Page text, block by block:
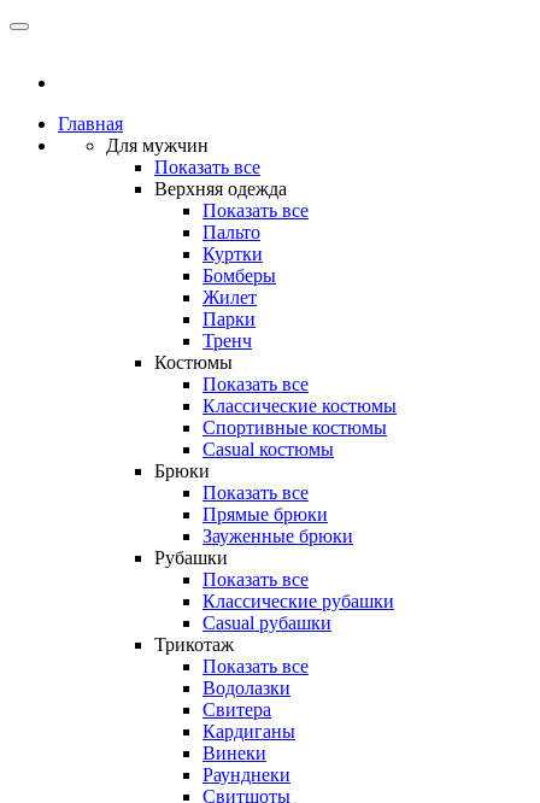
Главная
Для мужчин
Показать все
Верхняя одежда
Показать все
Пальто
Куртки
Бомберы
Жилет
Парки
Тренч
Костюмы
Показать все
Классические костюмы
Спортивные костюмы
Casual костюмы
Брюки
Показать все
Прямые брюки
Зауженные брюки
Рубашки
Показать все
Классические рубашки
Casual рубашки
Трикотаж
Показать все
Водолазки
Свитера
Кардиганы
Винеки
Раунднеки
Свитшоты